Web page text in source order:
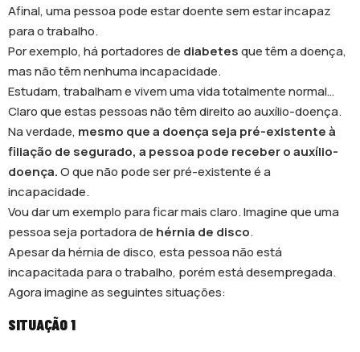
Afinal, uma pessoa pode estar doente sem estar incapaz
para o trabalho.
Por exemplo, há portadores de diabetesque têm a doença,
mas não têm nenhuma incapacidade.
Estudam, trabalham e vivem uma vida totalmente normal…
Claro que estas pessoas não têm direito ao auxílio-doença.
Na verdade, mesmo que a doença seja pré-existente à
filiação de segurado, a pessoa pode receber o auxílio-
doença.O que não pode ser pré-existente é a
incapacidade.
Vou dar um exemplo para ficar mais claro. Imagine que uma
pessoa seja portadora de hérnia de disco.
Apesar da hérnia de disco, esta pessoa não está
incapacitada para o trabalho, porém está desempregada.
Agora imagine as seguintes situações:
SITUAÇÃO 1